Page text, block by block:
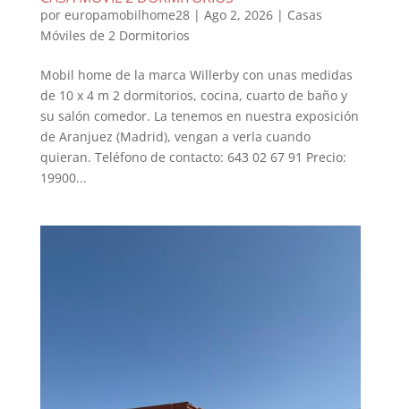
por europamobilhome28| Ago 2, 2026| Casas
Móviles de 2 Dormitorios
Mobil home de la marca Willerby con unas medidas
de 10 x 4 m 2 dormitorios, cocina, cuarto de baño y
su salón comedor. La tenemos en nuestra exposición
de Aranjuez (Madrid), vengan a verla cuando
quieran. Teléfono de contacto: 643 02 67 91 Precio:
19900...